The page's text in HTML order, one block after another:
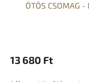
ÖTÖS
13 680 Ft